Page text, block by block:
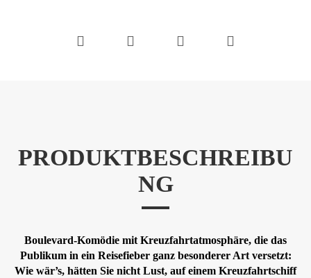
PRODUKTBESCHREIBU
NG
Boulevard-Komödie mit Kreuzfahrtatmosphäre, die das
Publikum in ein Reisefieber ganz besonderer Art versetzt:
Wie wär’s, hätten Sie nicht Lust, auf einem Kreuzfahrtschiff